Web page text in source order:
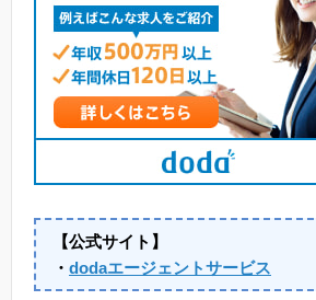
【公式サイト】
・ dodaエージェントサービス